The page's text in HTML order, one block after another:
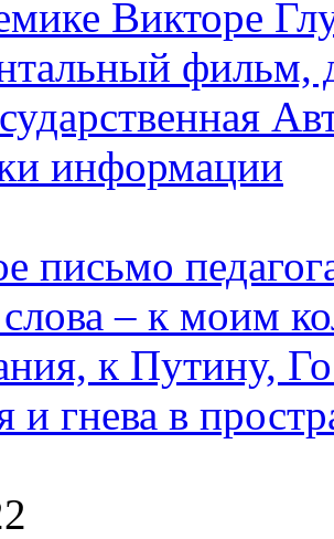
Викторе
информации
письмо
– к моим
к Путину,
и гнева в